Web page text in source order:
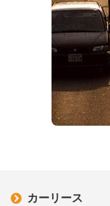
カーリース